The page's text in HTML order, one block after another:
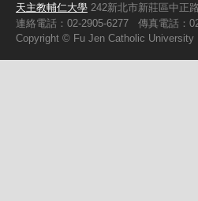
天主教輔仁大學 242新北市新莊區中正
連絡電話：02-2905-6277
傳真電話：
Copyright © Fu Jen Catholic University